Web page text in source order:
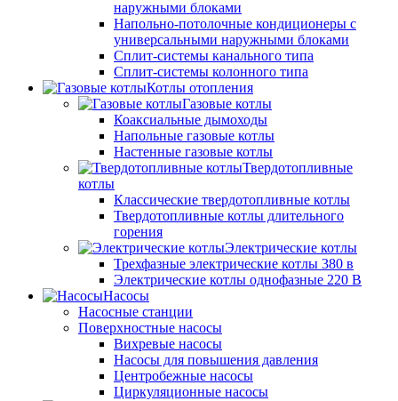
наружными блоками
Напольно-потолочные кондиционеры с
универсальными наружными блоками
Сплит-системы канального типа
Сплит-системы колонного типа
Котлы отопления
Газовые котлы
Коаксиальные дымоходы
Напольные газовые котлы
Настенные газовые котлы
Твердотопливные
котлы
Классические твердотопливные котлы
Твердотопливные котлы длительного
горения
Электрические котлы
Трехфазные электрические котлы 380 в
Электрические котлы однофазные 220 В
Насосы
Насосные станции
Поверхностные насосы
Вихревые насосы
Насосы для повышения давления
Центробежные насосы
Циркуляционные насосы